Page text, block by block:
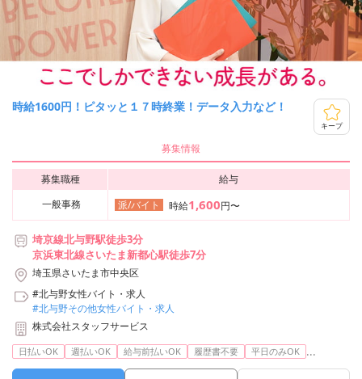
時給1600円！ピタッと１７時終業！データ入力など！
キープ
募集情報
募集職種
給与
一般事務
派/バイト 時給1,600円〜
埼京線北与野駅徒歩3分
京浜東北線さいたま新都心駅徒歩7分
埼玉県さいたま市中央区
#北与野女性バイト・求人
#北与野その他女性バイト・求人
株式会社スタッフサービス
日払いOK 週払いOK 給与前払いOK 履歴書不要 平日のみOK ...